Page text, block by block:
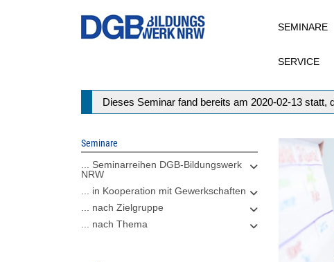
SEMINARE
SERVICE
Statusmeldung
Dieses Seminar fand bereits am 2020-02-13 statt,
Seminare
... Seminarreihen DGB-Bildungswerk
NRW
... in Kooperation mit Gewerkschaften
... nach Zielgruppe
... nach Thema